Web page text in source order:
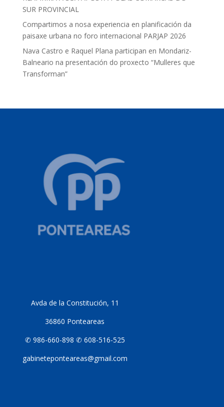
SUR PROVINCIAL
Compartimos a nosa experiencia en planificación da
paisaxe urbana no foro internacional PARJAP 2026
Nava Castro e Raquel Plana participan en Mondariz-
Balneario na presentación do proxecto “Mulleres que
Transforman”
Avda de la Constitución, 11
36860 Ponteareas
✆ 986-660-898 ✆ 608-516-525
gabineteponteareas@gmail.com